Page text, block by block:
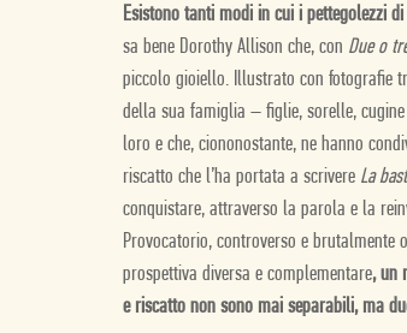
Esistono tanti modi in cui i pettegolezzi
sa bene Dorothy Allison che, con Due o
piccolo gioiello. Illustrato con fotografie
della sua famiglia – figlie, sorelle,
loro e che, ciononostante, ne hanno
riscatto che l’ha portata a scrivere La
conquistare, attraverso la parola e la
Provocatorio, controverso e
prospettiva diversa e complementare, un
e riscatto non sono mai separabili, ma